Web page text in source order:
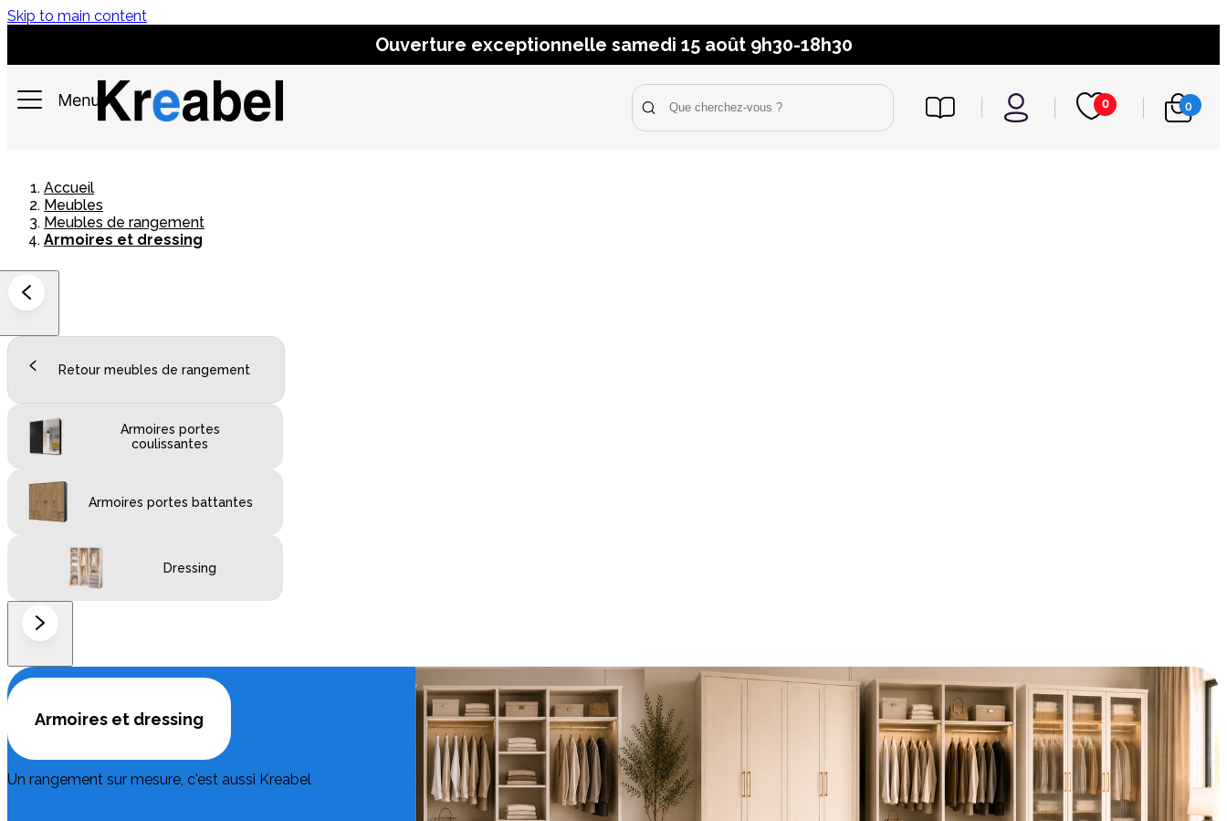
Skip to main content
Ouverture exceptionnelle samedi 15 août 9h30-18h30
0 0
Accueil
Meubles
Meubles de rangement
Armoires et dressing
Retour meubles de rangement
Armoires portes
coulissantes
Armoires portes battantes
Dressing
Armoires et dressing
Un rangement sur mesure, c'est aussi Kreabel